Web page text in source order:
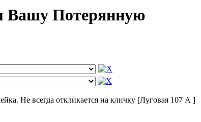
Вашу Потерянную
Не всегда откликается на кличку [Луговая 107 А ]